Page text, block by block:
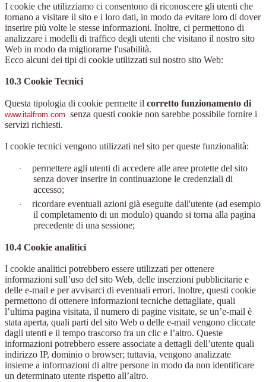
I cookie che utilizziamo ci consentono di riconoscere gli utenti che
tornano a visitare il sito e i loro dati, in modo da evitare loro di dover
inserire più volte le stesse informazioni. Inoltre, ci permettono di
analizzare i modelli di traffico degli utenti che visitano il nostro sito
Web in modo da migliorarne l'usabilità.
Ecco alcuni dei tipi di cookie utilizzati sul nostro sito Web:
10.3 Cookie Tecnici
Questa tipologia di cookie permette il corretto funzionamento di
www.italfrom.com senza questi cookie non sarebbe possibile fornire i
servizi richiesti.
I cookie tecnici vengono utilizzati nel sito per queste funzionalità:
·
permettere agli utenti di accedere alle aree protette del sito
senza dover inserire in continuazione le credenziali di
accesso;
·
ricordare eventuali azioni già eseguite dall'utente (ad esempio
il completamento di un modulo) quando si torna alla pagina
precedente di una sessione;
10.4 Cookie analitici
I cookie analitici potrebbero essere utilizzati per ottenere
informazioni sull’uso del sito Web, delle inserzioni pubblicitarie e
delle e-mail e per avvisarci di eventuali errori. Inoltre, questi cookie
permettono di ottenere informazioni tecniche dettagliate, quali
l’ultima pagina visitata, il numero di pagine visitate, se un’e-mail è
stata aperta, quali parti del sito Web o delle e-mail vengono cliccate
dagli utenti e il tempo trascorso fra un clic e l’altro. Queste
informazioni potrebbero essere associate a dettagli dell’utente quali
indirizzo IP, dominio o browser; tuttavia, vengono analizzate
insieme a informazioni di altre persone in modo da non identificare
un determinato utente rispetto all’altro.